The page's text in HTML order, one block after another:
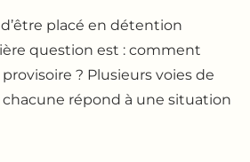
placé en détention
question est : comment
? Plusieurs voies de
répond à une situation